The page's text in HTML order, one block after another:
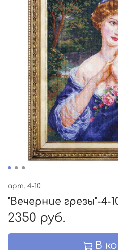
арт. 4-10
"Вечерние грезы"-4-
2350 руб.
В